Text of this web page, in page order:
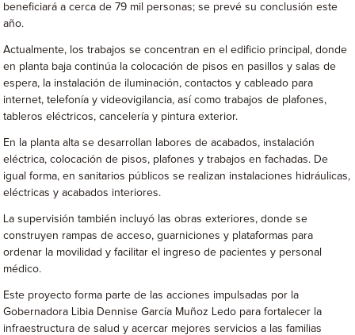
beneficiará a cerca de 79 mil personas; se prevé su conclusión este
año.
Actualmente, los trabajos se concentran en el edificio principal, donde
en planta baja continúa la colocación de pisos en pasillos y salas de
espera, la instalación de iluminación, contactos y cableado para
internet, telefonía y videovigilancia, así como trabajos de plafones,
tableros eléctricos, cancelería y pintura exterior.
En la planta alta se desarrollan labores de acabados, instalación
eléctrica, colocación de pisos, plafones y trabajos en fachadas. De
igual forma, en sanitarios públicos se realizan instalaciones hidráulicas,
eléctricas y acabados interiores.
La supervisión también incluyó las obras exteriores, donde se
construyen rampas de acceso, guarniciones y plataformas para
ordenar la movilidad y facilitar el ingreso de pacientes y personal
médico.
Este proyecto forma parte de las acciones impulsadas por la
Gobernadora Libia Dennise García Muñoz Ledo para fortalecer la
infraestructura de salud y acercar mejores servicios a las familias